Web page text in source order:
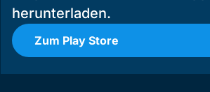
herunterladen.
Zum Play Store